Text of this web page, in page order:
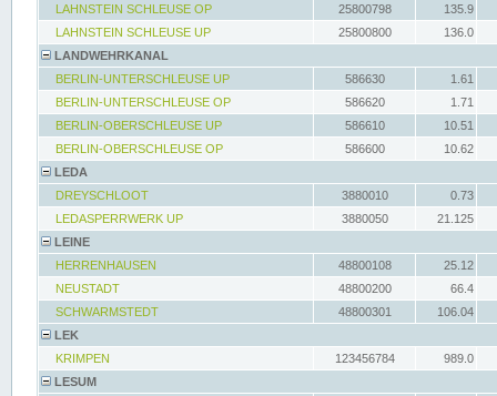
LAHNSTEIN SCHLEUSE OP
25800798
135.9
LAHNSTEIN SCHLEUSE UP
25800800
136.0
LANDWEHRKANAL
BERLIN-UNTERSCHLEUSE UP
586630
1.61
BERLIN-UNTERSCHLEUSE OP
586620
1.71
BERLIN-OBERSCHLEUSE UP
586610
10.51
BERLIN-OBERSCHLEUSE OP
586600
10.62
LEDA
DREYSCHLOOT
3880010
0.73
LEDASPERRWERK UP
3880050
21.125
LEINE
HERRENHAUSEN
48800108
25.12
NEUSTADT
48800200
66.4
SCHWARMSTEDT
48800301
106.04
LEK
KRIMPEN
123456784
989.0
LESUM